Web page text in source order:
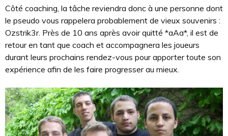
Côté coaching, la tâche reviendra donc à une personne dont
le pseudo vous rappelera probablement de vieux souvenirs :
Ozstrik3r. Près de 10 ans après avoir quitté *aAa*, il est de
retour en tant que coach et accompagnera les joueurs
durant leurs prochains rendez-vous pour apporter toute son
expérience afin de les faire progresser au mieux.